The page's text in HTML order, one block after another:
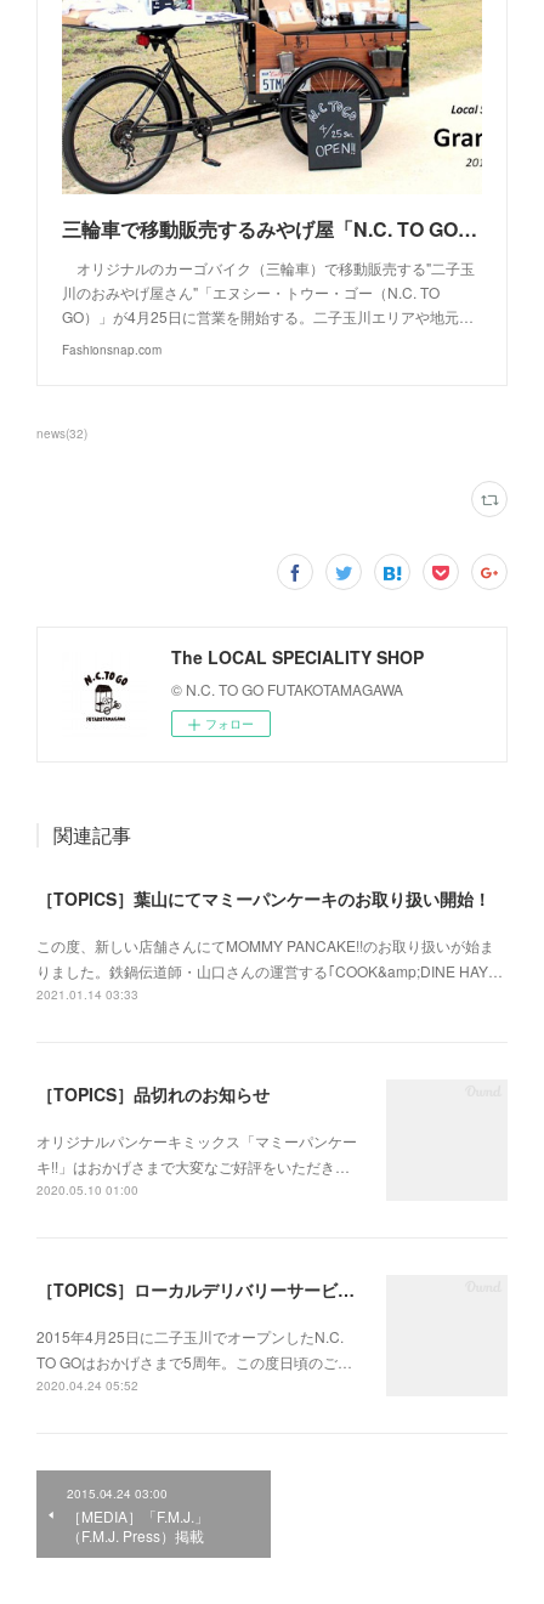
三輪車で移動販売するみやげ屋「N.C. TO GO」二子玉川で営業開始
オリジナルのカーゴバイク（三輪車）で移動販売する"二子玉
川のおみやげ屋さん"「エヌシー・トウー・ゴー（N.C. TO
GO）」が4月25日に営業を開始する。二子玉川エリアや地元…
Fashionsnap.com
news(32)
The LOCAL SPECIALITY SHOP
© N.C. TO GO FUTAKOTAMAGAWA
フォロー
関連記事
［TOPICS］葉山にてマミーパンケーキのお取り扱い開始！
この度、新しい店舗さんにてMOMMY PANCAKE!!のお取り扱いが始ま
りました。鉄鍋伝道師・山口さんの運営する｢COOK&amp;DINE HAY…
2021.01.14 03:33
［TOPICS］品切れのお知らせ
オリジナルパンケーキミックス「マミーパンケー
キ!!」はおかげさまで大変なご好評をいただき…
2020.05.10 01:00
［TOPICS］ローカルデリバリーサービスのお知らせ
2015年4月25日に二子玉川でオープンしたN.C.
TO GOはおかげさまで5周年。この度日頃のご…
2020.04.24 05:52
2015.04.24 03:00
［MEDIA］「F.M.J.」
（F.M.J. Press）掲載